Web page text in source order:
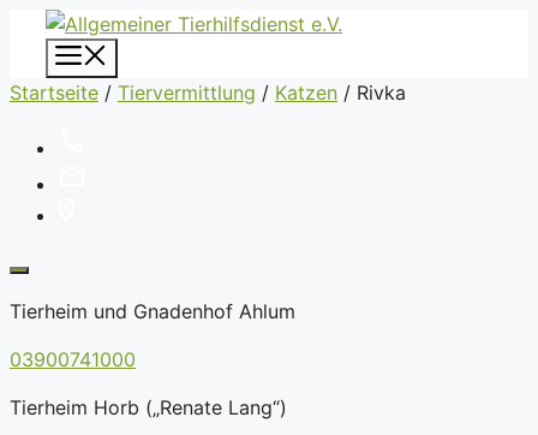
Zum
Inhalt
springen
Startseite / Tiervermittlung / Katzen / Rivka
Tierheim und Gnadenhof Ahlum
03900741000
Tierheim Horb („Renate Lang“)